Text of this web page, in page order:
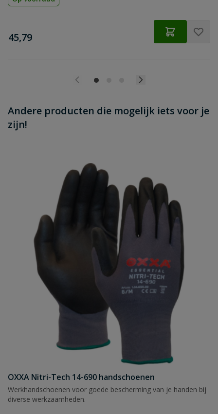
€
45,79
Andere producten die mogelijk iets voor je
zijn!
OXXA Nitri-Tech 14-690 handschoenen
Werkhandschoenen voor goede bescherming van je handen bij
diverse werkzaamheden.